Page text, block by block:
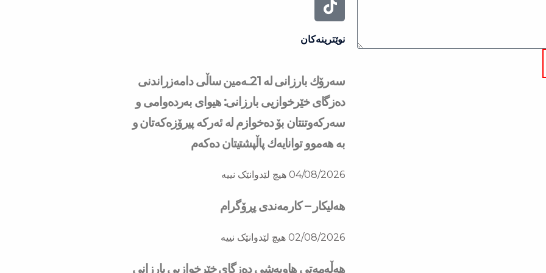
نوێترینەکان
سه‌رۆك بارزانی له‌ 21ـه‌مین ساڵی دامەزراندنی
دەزگای خێرخوازیی بارزانی: هیوای بەردەوامی و
سەركەوتنتان بۆ دەخوازم لە ئەركە پیرۆزەكەتان و
بە هەموو توانایەك پاڵپشتیتان دەكەم
04/08/2026 هیچ لێدوانێک نییە
هەلیکار – کارمەندی پڕۆگرام
02/08/2026 هیچ لێدوانێک نییە
هه‌ڵه‌مه‌تی هاو‌به‌شی ده‌زگای خێرخوازیی بارزانی